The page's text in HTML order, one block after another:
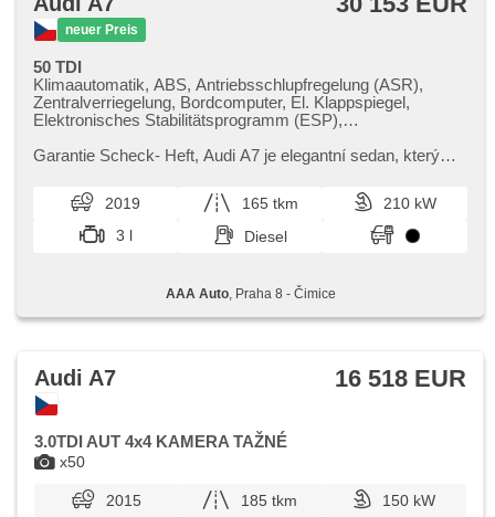
neuer Preis
50 TDI
Klimaautomatik, ABS, Antriebsschlupfregelung (ASR),
Zentralverriegelung, Bordcomputer, El. Klappspiegel,
Elektronisches Stabilitätsprogramm (ESP),
Sitze, Ledersitze, Scheibenwischersensor, starten per
Fahrgestell Steifheitsregelung, 6x Airbag, El. einstellbare
Sitze, Uhr Spur, Servolenkung, El. Seitenscheiben,
Dachscheibe, Autoradio, Automatikgetriebe, Antrieb 4x4
Garantie Scheck​- Heft,​ Audi A7 je elegantní sedan,​ který
bohatou výbavu a...
2019 165 tkm
210 kW
3 l
Diesel
AAA Auto, Praha 8 - Čimice
x50
Audi A7 16 518 EUR
3.0TDI AUT 4x4 KAMERA TAŽNÉ
2015 185 tkm
150 kW